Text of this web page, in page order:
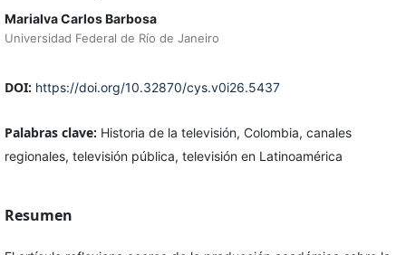
Marialva Carlos Barbosa
Universidad Federal de Río de Janeiro
DOI: https://doi.org/10.32870/cys.v0i26.5437
Palabras clave: Historia de la televisión, Colombia, canales
regionales, televisión pública, televisión en Latinoamérica
Resumen